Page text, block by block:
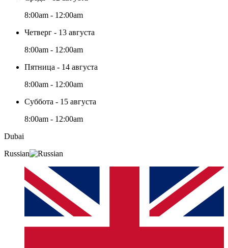
8:00am - 12:00am
Четверг - 13 августа
8:00am - 12:00am
Пятница - 14 августа
8:00am - 12:00am
Суббота - 15 августа
8:00am - 12:00am
Dubai
Russian